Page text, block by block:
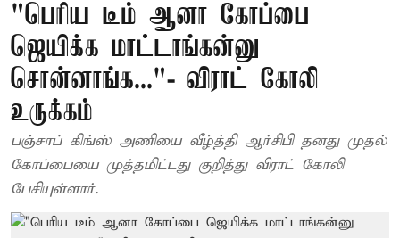
"பெரிய டீம் ஆனா கோப்பை
ஜெயிக்க மாட்டாங்கன்னு
சொன்னாங்க..."- விராட் கோலி
உருக்கம்
பஞ்சாப் கிங்ஸ் அணியை வீழ்த்தி ஆர்சிபி தனது முதல்
கோப்பையை முத்தமிட்டது குறித்து விராட் கோலி
பேசியுள்ளார்.